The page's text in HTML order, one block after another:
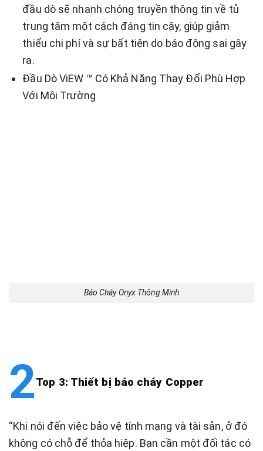
đầu dò sẽ nhanh chóng truyền thông tin về tủ
trung tâm một cách đáng tin cậy, giúp giảm
thiểu chi phí và sự bất tiện do báo động sai gây
ra.
Đầu Dò ViEW ™ Có Khả Năng Thay Đổi Phù Hợp
Với Môi Trường
Báo Cháy Onyx Thông Minh
Top 3: Thiết bị báo cháy Copper
“Khi nói đến việc bảo vệ tính mạng và tài sản, ở đó
không có chỗ để thỏa hiệp. Bạn cần một đối tác có